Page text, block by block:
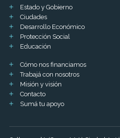
Estado y Gobierno
Ciudades
Desarrollo Económico
Protección Social
Educación
Cómo nos financiamos
Trabajá con nosotros
Misión y visión
Contacto
Sumá tu apoyo